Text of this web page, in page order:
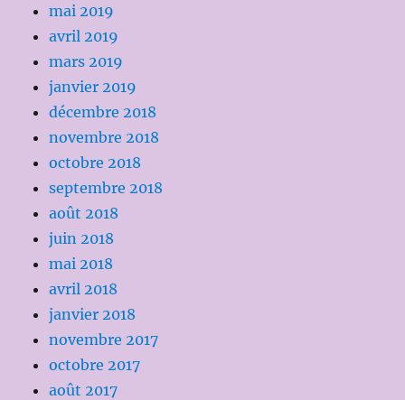
mai 2019
avril 2019
mars 2019
janvier 2019
décembre 2018
novembre 2018
octobre 2018
septembre 2018
août 2018
juin 2018
mai 2018
avril 2018
janvier 2018
novembre 2017
octobre 2017
août 2017